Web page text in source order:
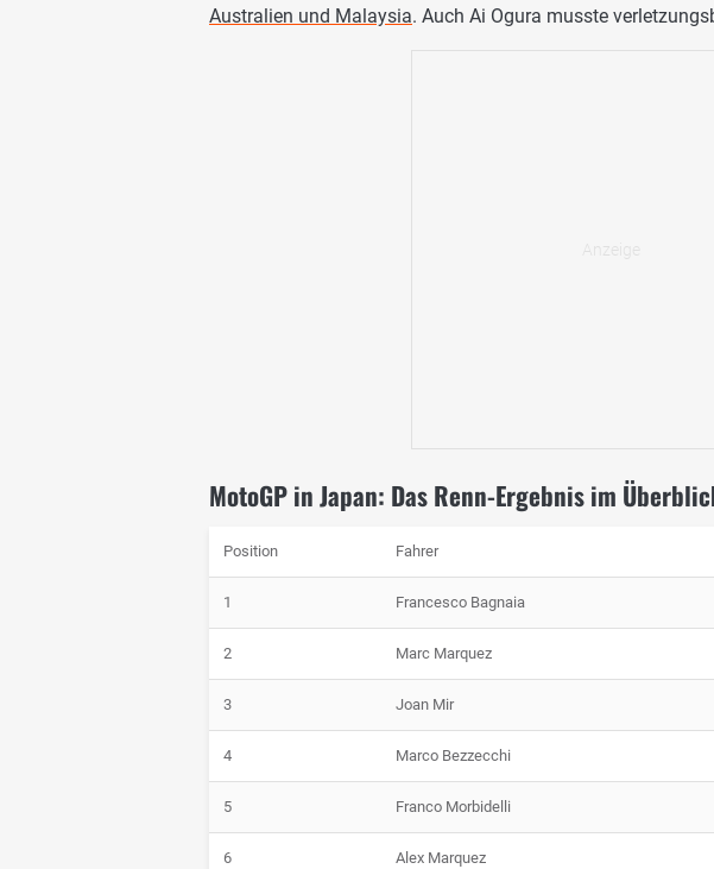
Australien und Malaysia. Auch Ai Ogura musste
MotoGP in Japan: Das Renn-Ergebnis im
Position Fahrer
1 Francesco Bagnaia
2 Marc Marquez
3 Joan Mir
4 Marco Bezzecchi
5 Franco Morbidelli
6 Alex Marquez